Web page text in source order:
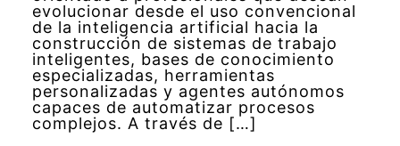
evolucionar desde el uso convencional
de la inteligencia artificial hacia la
construcción de sistemas de trabajo
inteligentes, bases de conocimiento
especializadas, herramientas
personalizadas y agentes autónomos
capaces de automatizar procesos
complejos. A través de […]